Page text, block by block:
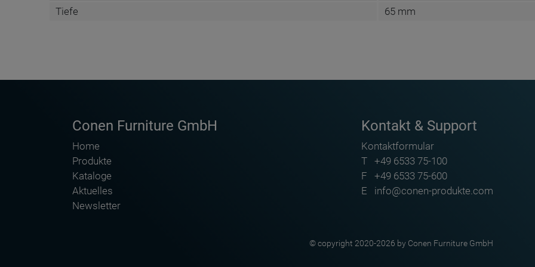
Tiefe 65 mm
Name
Conen Furniture GmbH
E-Mail Adresse
info@conen-produkte.com
Internet
https://www.conen-produkte.de
Telefon
+49 6533 75-100
Whiteboardwischer zum trockenen abwischen. Für
Conen Furniture GmbH
Home
Produkte
Kataloge
Aktuelles
Newsletter
Kontakt & Support
Kontaktformular
T+49 6533 75-100
F+49 6533 75-600
E info@conen-produkte.com
© copyright 2020-2026 by Conen Furniture GmbH